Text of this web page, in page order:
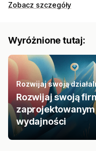
Zobacz szczegóły
Wyróżnione tutaj:
Rozwijaj swoją
Rozwijaj swoją
wydajności